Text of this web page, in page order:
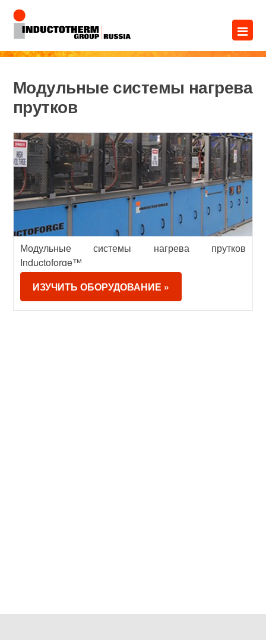
×
Перейти
содержимому
Модульные системы нагрева
прутков
Модульные системы нагрева прутков
Inductoforge™
ИЗУЧИТЬ ОБОРУДОВАНИЕ »